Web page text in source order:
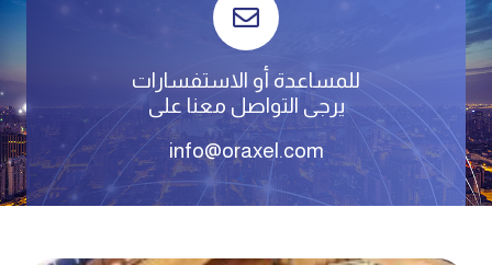
للمساعدة أو الاستفسارات
يرجى التواصل معنا على
info@oraxel.com